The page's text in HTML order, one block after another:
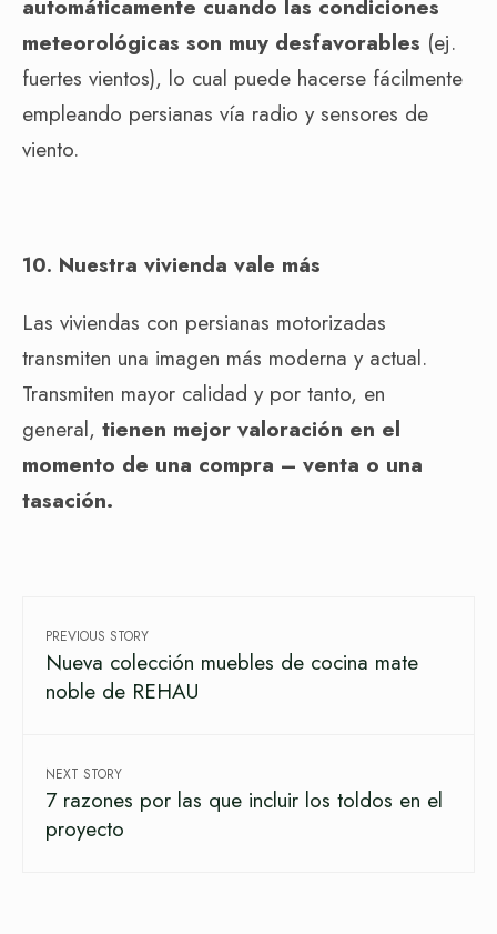
automáticamente cuando las condiciones
meteorológicas son muy desfavorables (ej.
fuertes vientos), lo cual puede hacerse fácilmente
empleando persianas vía radio y sensores de
viento.
10. Nuestra vivienda vale más
Las viviendas con persianas motorizadas
transmiten una imagen más moderna y actual.
Transmiten mayor calidad y por tanto, en
general, tienen mejor valoración en el
momento de una compra – venta o una
tasación.
PREVIOUS STORY
Nueva colección muebles de cocina mate
noble de REHAU
NEXT STORY
7 razones por las que incluir los toldos en el
proyecto